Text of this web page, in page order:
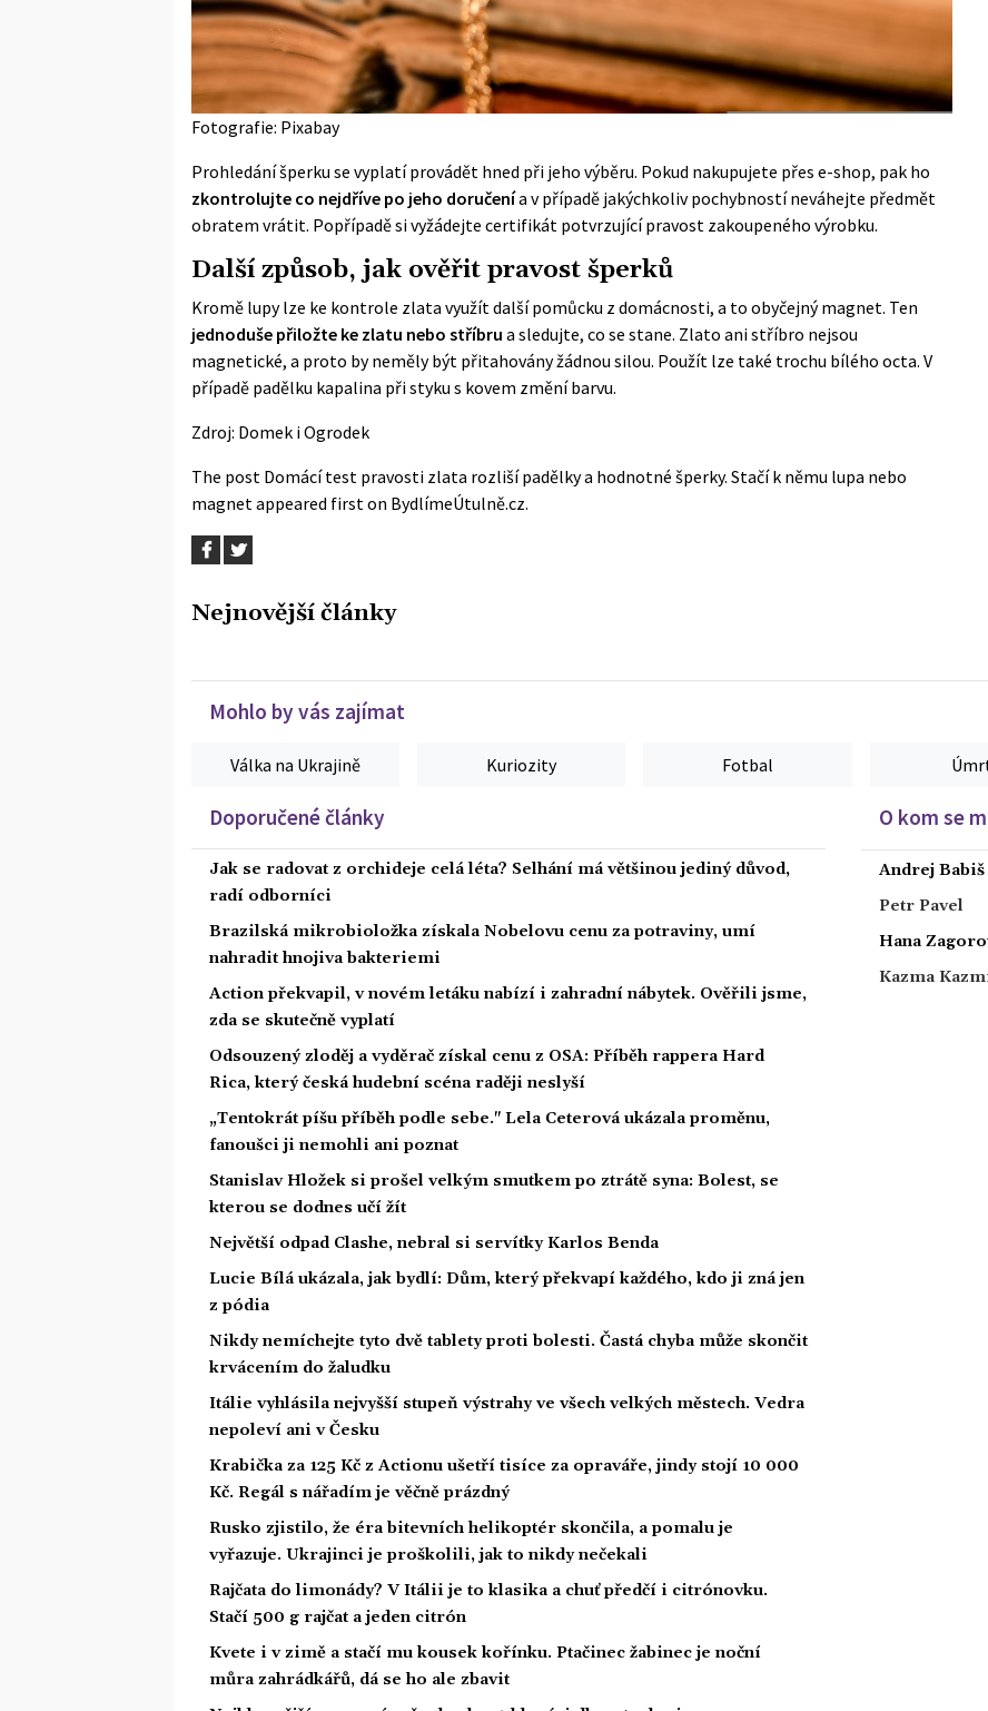
Fotografie: Pixabay
Prohledání šperku se vyplatí provádět hned při jeho výběru. Pokud nakupujete přes e-shop, pak ho
zkontrolujte co nejdříve po jeho doručenía v případě jakýchkoliv pochybností neváhejte předmět
obratem vrátit. Popřípadě si vyžádejte certifikát potvrzující pravost zakoupeného výrobku.
Další způsob, jak ověřit pravost šperků
Kromě lupy lze ke kontrole zlata využít další pomůcku z domácnosti, a to obyčejný magnet. Ten
jednoduše přiložte ke zlatu nebo stříbru a sledujte, co se stane. Zlato ani stříbro nejsou
magnetické, a proto by neměly být přitahovány žádnou silou. Použít lze také trochu bílého octa. V
případě padělku kapalina při styku s kovem změní barvu.
Zdroj: Domek i Ogrodek
The post Domácí test pravosti zlata rozliší padělky a hodnotné šperky. Stačí k němu lupa nebo
magnetappeared first on BydlímeÚtulně.cz.
Nejnovější články
Mohlo by vás zajímat
Válka na Ukrajině Kuriozity Fotbal
Doporučené články
Jak se radovat z orchideje celá léta? Selhání má většinou jediný důvod,
radí odborníci
Brazilská mikrobioložka získala Nobelovu cenu za potraviny, umí
nahradit hnojiva bakteriemi
Action překvapil, v novém letáku nabízí i zahradní nábytek. Ověřili jsme,
zda se skutečně vyplatí
Odsouzený zloděj a vyděrač získal cenu z OSA: Příběh rappera Hard
Rica, který česká hudební scéna raději neslyší
„Tentokrát píšu příběh podle sebe." Lela Ceterová ukázala proměnu,
fanoušci ji nemohli ani poznat
Stanislav Hložek si prošel velkým smutkem po ztrátě syna: Bolest, se
kterou se dodnes učí žít
Největší odpad Clashe, nebral si servítky Karlos Benda
Lucie Bílá ukázala, jak bydlí: Dům, který překvapí každého, kdo ji zná jen
z pódia
Nikdy nemíchejte tyto dvě tablety proti bolesti. Častá chyba může skončit
krvácením do žaludku
Itálie vyhlásila nejvyšší stupeň výstrahy ve všech velkých městech. Vedra
nepoleví ani v Česku
Krabička za 125 Kč z Actionu ušetří tisíce za opraváře, jindy stojí 10 000
Kč. Regál s nářadím je věčně prázdný
Rusko zjistilo, že éra bitevních helikoptér skončila, a pomalu je
vyřazuje. Ukrajinci je proškolili, jak to nikdy nečekali
Rajčata do limonády? V Itálii je to klasika a chuť předčí i citrónovku.
Stačí 500 g rajčat a jeden citrón
Kvete i v zimě a stačí mu kousek kořínku. Ptačinec žabinec je noční
můra zahrádkářů, dá se ho ale zbavit
O kom se
Andrej Babiš
Petr Pavel
Hana
Kazma